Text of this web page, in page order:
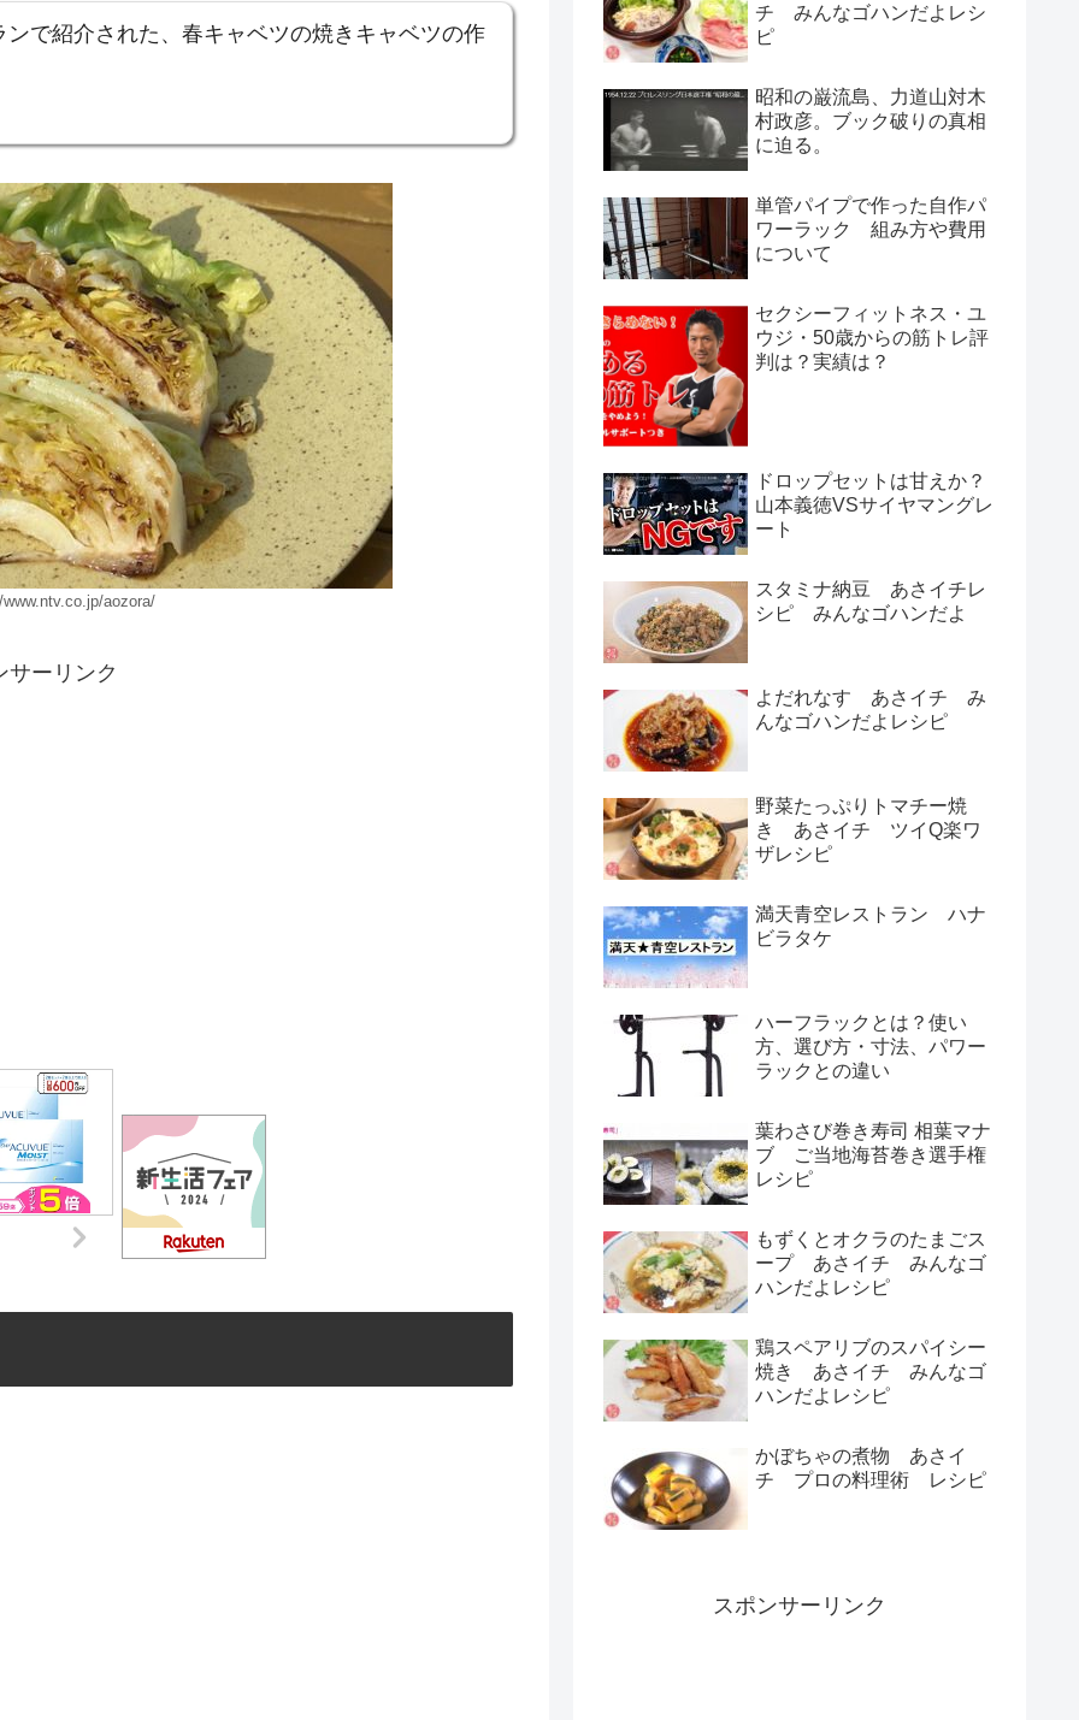
で紹介された、春キャベツの焼きキャベツの作
aozora/
サーリンク
チ みんなゴハンだよレシ
ピ
昭和の巌流島、力道山対木
村政彦。ブック破りの真相
に迫る。
単管パイプで作った自作パ
ワーラック 組み方や費用
について
セクシーフィットネス・ユ
ウジ・50歳からの筋トレ評
判は？実績は？
ドロップセットは甘えか？
山本義徳VSサイヤマングレ
ート
スタミナ納豆 あさイチレ
シピ みんなゴハンだよ
よだれなす あさイチ み
んなゴハンだよレシピ
野菜たっぷりトマチー焼
き あさイチ ツイQ楽ワ
ザレシピ
満天青空レストラン ハナ
ビラタケ
ハーフラックとは？使い
方、選び方・寸法、パワー
ラックとの違い
葉わさび巻き寿司 相葉マナ
ブ ご当地海苔巻き選手権
レシピ
もずくとオクラのたまごス
ープ あさイチ みんなゴ
ハンだよレシピ
鶏スペアリブのスパイシー
焼き あさイチ みんなゴ
ハンだよレシピ
かぼちゃの煮物 あさイ
チ プロの料理術 レシピ
スポンサーリンク